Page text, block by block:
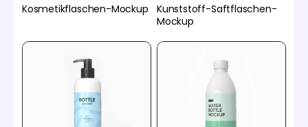
Kosmetikflaschen-Mockup
Kunststoff-Saftflaschen-
Mockup